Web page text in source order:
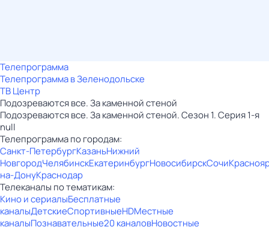
Телепрограмма
Телепрограмма в Зеленодольске
ТВ Центр
Подозреваются все. За каменной стеной
Подозреваются все. За каменной стеной. Сезон 1. Серия 1-я
null
Телепрограмма по городам:
Санкт-ПетербургКазаньНижний
НовгородЧелябинскЕкатеринбургНовосибирскСочи
на-ДонуКраснодар
Телеканалы по тематикам:
Кино и сериалыБесплатные
каналыДетскиеСпортивныеHDМестные
каналыПознавательные20 каналовНовостные